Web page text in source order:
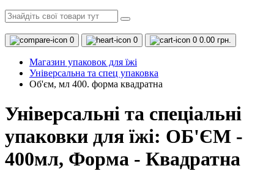
0 0 0 0.00 грн.
Магазин упаковок для їжі
Універсальна та спец упаковка
Об'єм, мл 400. форма квадратна
Універсальні та спеціальні
упаковки для їжі: ОБ'ЄМ -
400мл, Форма - Квадратна